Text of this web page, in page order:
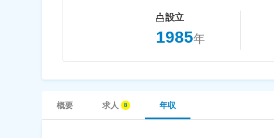
設立
1985年
概要 求人 年収